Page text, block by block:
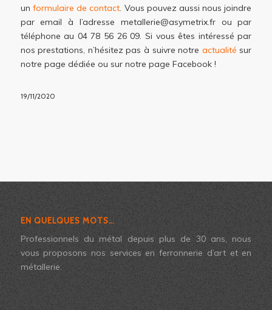
un formulaire de contact. Vous pouvez aussi nous joindre
par email à l’adresse metallerie@asymetrix.fr ou par
téléphone au 04 78 56 26 09. Si vous êtes intéressé par
nos prestations, n’hésitez pas à suivre notre actualité sur
notre page dédiée ou sur notre page Facebook !
19/11/2020
EN QUELQUES MOTS…
Professionnels du métal depuis plus de 30 ans, nous
vous proposons nos services en ferronnerie d’art et en
métallerie.